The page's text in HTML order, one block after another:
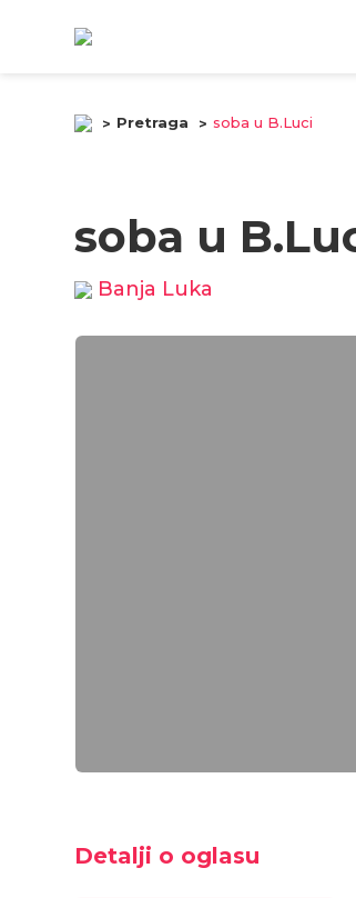
Pretraga soba u B.Luci
soba u
Banja Luka
Detalji o oglasu